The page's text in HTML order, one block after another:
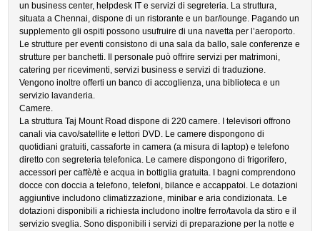
un business center, helpdesk IT e servizi di segreteria. La struttura,
situata a Chennai, dispone di un ristorante e un bar/lounge. Pagando un
supplemento gli ospiti possono usufruire di una navetta per l’aeroporto.
Le strutture per eventi consistono di una sala da ballo, sale conferenze e
strutture per banchetti. Il personale può offrire servizi per matrimoni,
catering per ricevimenti, servizi business e servizi di traduzione.
Vengono inoltre offerti un banco di accoglienza, una biblioteca e un
servizio lavanderia.
Camere.
La struttura Taj Mount Road dispone di 220 camere. I televisori offrono
canali via cavo/satellite e lettori DVD. Le camere dispongono di
quotidiani gratuiti, cassaforte in camera (a misura di laptop) e telefono
diretto con segreteria telefonica. Le camere dispongono di frigorifero,
accessori per caffè/tè e acqua in bottiglia gratuita. I bagni comprendono
docce con doccia a telefono, telefoni, bilance e accappatoi. Le dotazioni
aggiuntive includono climatizzazione, minibar e aria condizionata. Le
dotazioni disponibili a richiesta includono inoltre ferro/tavola da stiro e il
servizio sveglia. Sono disponibili i servizi di preparazione per la notte e